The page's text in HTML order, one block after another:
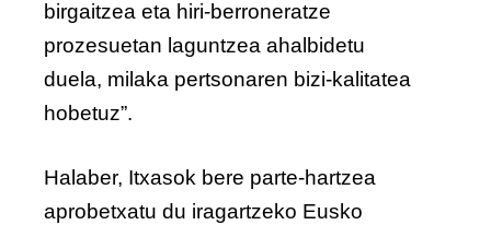
birgaitzea eta hiri-berroneratze
prozesuetan laguntzea ahalbidetu
duela, milaka pertsonaren bizi-kalitatea
hobetuz”.
Halaber, Itxasok bere parte-hartzea
aprobetxatu du iragartzeko Eusko